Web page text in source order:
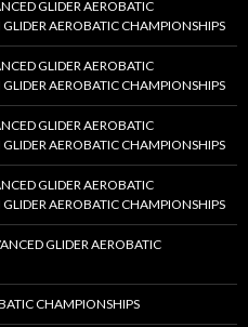
GLIDER AEROBATIC
AEROBATIC CHAMPIONSHIPS
GLIDER AEROBATIC
AEROBATIC CHAMPIONSHIPS
GLIDER AEROBATIC
AEROBATIC CHAMPIONSHIPS
GLIDER AEROBATIC
AEROBATIC CHAMPIONSHIPS
GLIDER AEROBATIC
CHAMPIONSHIPS